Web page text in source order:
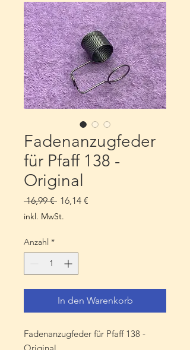
Fadenanzugfeder
für Pfaff 138 -
Original
16,99 € Standardpreis
16,14 €
inkl. MwSt.
Anzahl *
In den Warenkorb
Fadenanzugfeder für Pfaff 138 -